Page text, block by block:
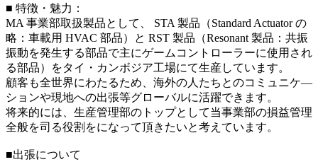
■ 特徴・魅力：
MA 事業部取扱製品として、 STA 製品（Standard Actuator の
略：車載用 HVAC 部品）と RST 製品（Resonant 製品：共振
振動を発生する部品で主にゲームコントローラーに使用され
る部品）をタイ・カンボジア工場にて生産しています。
顧客も全世界にわたるため、海外の人たちとのコミュニケ―
ションや現地への出張等グローバルに活躍できます。
将来的には、生産管理部のトップとして当事業部の損益管理
全般を司る役割をになって頂きたいと考えています。
■出張について